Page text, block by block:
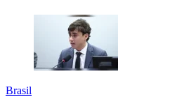
Brasil